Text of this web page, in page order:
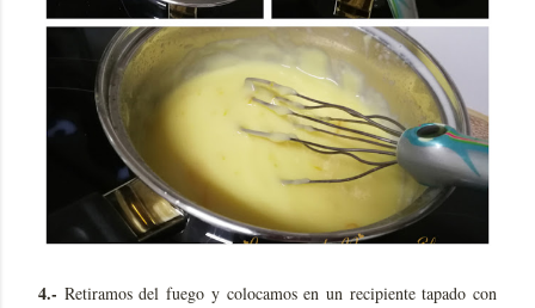
4.- Retiramos del fuego y colocamos en un recipiente tapado con